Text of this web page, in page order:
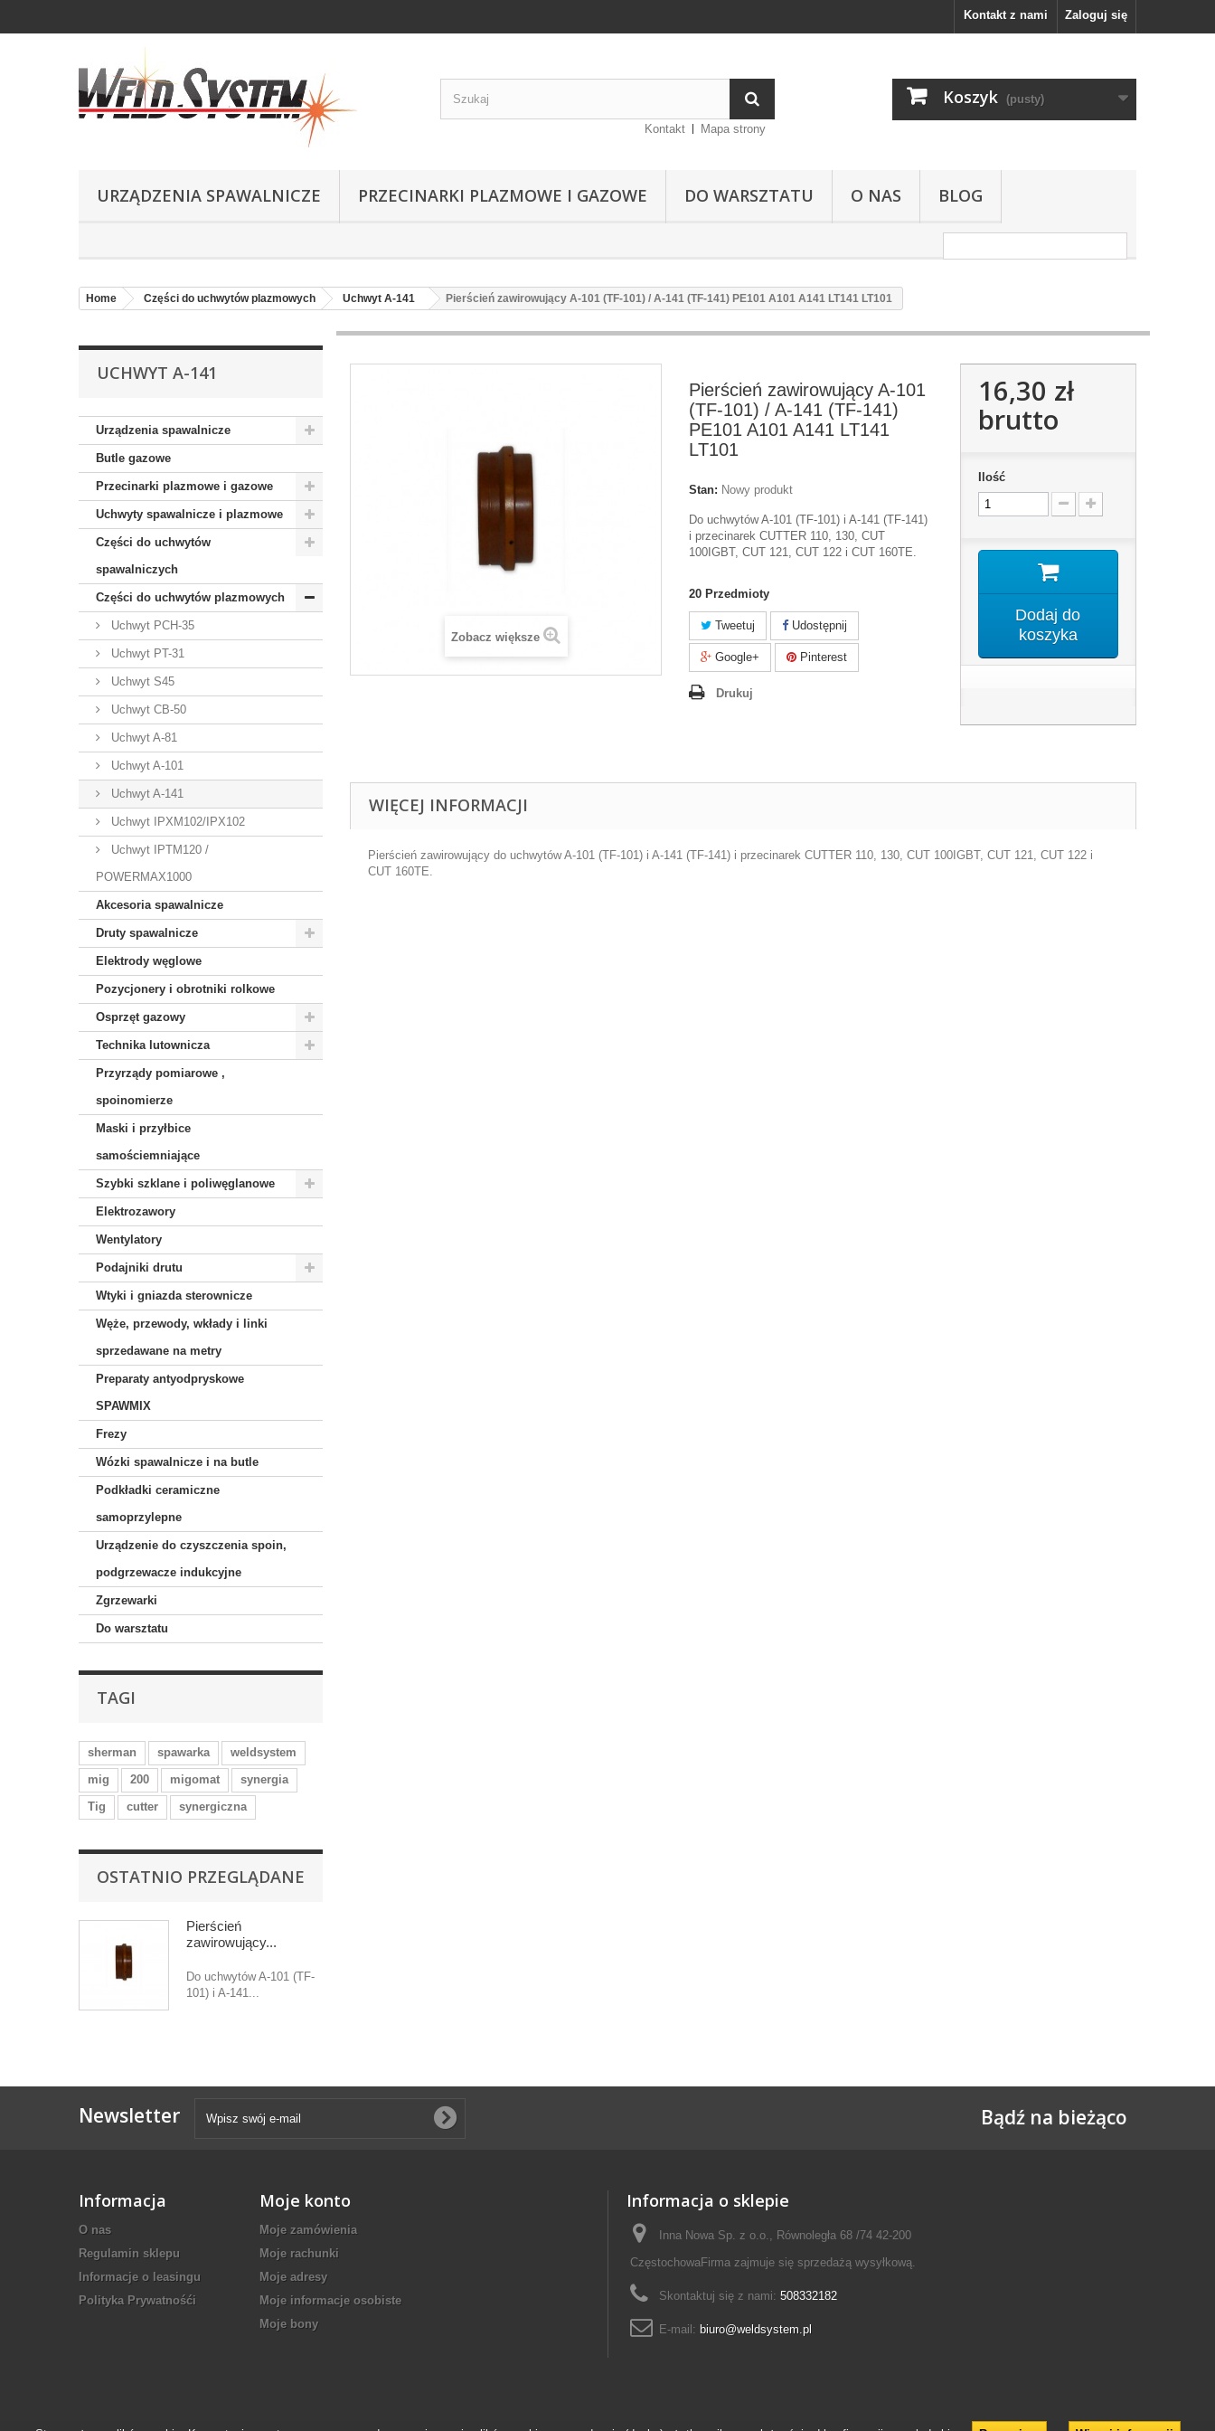
Zaloguj się
Kontakt z nami
Koszyk (pusty)
Kontakt Mapa strony
URZĄDZENIA SPAWALNICZE PRZECINARKI PLAZMOWE I GAZOWE DO WARSZTATU O NAS BLOG
Home Części do uchwytów plazmowych Uchwyt A-141 Pierścień zawirowujący A-101 (TF-101) / A-141 (TF-141) PE101 A101 A141 LT141 LT101
UCHWYT A-141
Urządzenia spawalnicze
Butle gazowe
Przecinarki plazmowe i gazowe
Uchwyty spawalnicze i plazmowe
Części do uchwytów
spawalniczych
Części do uchwytów plazmowych
Uchwyt PCH-35
Uchwyt PT-31
Uchwyt S45
Uchwyt CB-50
Uchwyt A-81
Uchwyt A-101
Uchwyt A-141
Uchwyt IPXM102/IPX102
Uchwyt IPTM120 /
POWERMAX1000
Akcesoria spawalnicze
Druty spawalnicze
Elektrody węglowe
Pozycjonery i obrotniki rolkowe
Osprzęt gazowy
Technika lutownicza
Przyrządy pomiarowe ,
spoinomierze
Maski i przyłbice
samościemniające
Szybki szklane i poliwęglanowe
Elektrozawory
Wentylatory
Podajniki drutu
Wtyki i gniazda sterownicze
Węże, przewody, wkłady i linki
sprzedawane na metry
Preparaty antyodpryskowe
SPAWMIX
Frezy
Wózki spawalnicze i na butle
Podkładki ceramiczne
samoprzylepne
Urządzenie do czyszczenia spoin,
podgrzewacze indukcyjne
Zgrzewarki
Do warsztatu
TAGI
sherman spawarka
weldsystem
mig
200 migomat
synergia
Tig
cutter synergiczna
OSTATNIO PRZEGLĄDANE
Pierścień
zawirowujący...
Do uchwytów A-101 (TF-
101) i A-141...
Zobacz większe
Pierścień zawirowujący A-101
(TF-101) / A-141 (TF-141)
PE101 A101 A141 LT141
LT101
Stan: Nowy produkt
Do uchwytów A-101 (TF-101) i A-141 (TF-141)
i przecinarek CUTTER 110, 130, CUT
100IGBT, CUT 121, CUT 122 i CUT 160TE.
20 Przedmioty
Tweetuj Udostępnij
Google+ Pinterest
Drukuj
16,30 zł
brutto
Ilość
Dodaj do
koszyka
WIĘCEJ INFORMACJI
Pierścień zawirowujący do uchwytów A-101 (TF-101) i A-141 (TF-141) i przecinarek CUTTER 110, 130, CUT 100IGBT, CUT 121, CUT 122 i
CUT 160TE.
Newsletter Bądź na bieżąco
Informacja
O nas
Regulamin sklepu
Informacje o leasingu
Polityka Prywatnośći
Moje konto
Moje zamówienia
Moje rachunki
Moje adresy
Moje informacje osobiste
Moje bony
Informacja o sklepie
Inna Nowa Sp. z o.o., Równoległa 68 /74 42-200
CzęstochowaFirma zajmuje się sprzedażą wysyłkową.
Skontaktuj się z nami: 508332182
E-mail: biuro@weldsystem.pl